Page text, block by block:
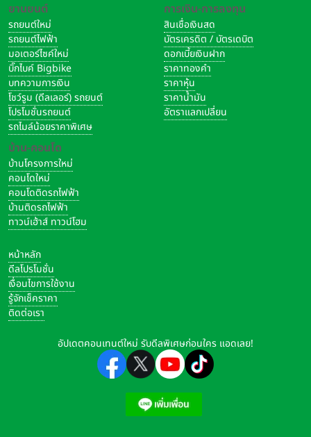
และนับเป็นพระมหากรุณาธิคุณเป็นล้นพ้นอันหาที่สุดมิได้แก่โครง
การฯ และเยาวชนไทย ที่ได้รับพระราชทานพระวโรกาสจาก สมเด็จ
พระกนิษฐาธิราชเจ้า กรมสมเด็จพระเทพรัตนราชสุดาฯ สยามบรม
Dream Car Art Contest 2026 ในระดับประเทศ สำหรับ
เยาวชนที่ได้รับรางวัลยอดเยี่ยมอันดับ 1 ของทั้ง 3 รุ่น ในส่วนของ
ทางโครงการฯ จะมอบทุนการศึกษา พร้อมโล่ประกาศเกียรติคุณ
ให้แก่เยาวชนที่ได้รับรางวัลชนะเลิศ รองชนะเลิศอันดับที่ 1 และ
รองชนะเลิศอันดับที่ 2 และมอบประกาศนียบัตรพร้อมทุนการ
ศึกษา เป็นรางวัลชมเชย อีก 7 รางวัล ในทุกรุ่นการแข่งขัน รวม 30
ยานยนต์
รถยนต์ใหม่
รถยนต์ไฟฟ้า
มอเตอร์ไซค์ใหม่
บิ๊กไบค์ Bigbike
บทความการเงิน
โชว์รูม (ดีลเลอร์) รถยนต์
โปรโมชั่นรถยนต์
รถไมล์น้อยราคาพิเศษ
บ้าน-คอนโด
บ้านโครงการใหม่
คอนโดใหม่
คอนโดติดรถไฟฟ้า
บ้านติดรถไฟฟ้า
ทาวน์เฮ้าส์ ทาวน์โฮม
การเงิน-การลงทุน
สินเชื่อเงินสด
บัตรเครดิต / บัตรเดบิต
ดอกเบี้ยเงินฝาก
ราคาทองคำ
ราคาหุ้น
ราคาน้ำมัน
อัตราแลกเปลี่ยน
หน้าหลัก
ดีลโปรโมชั่น
เงื่อนไขการใช้งาน
รู้จักเช็คราคา
ติดต่อเรา
อัปเดตคอนเทนต์ใหม่ รับดีลพิเศษก่อนใคร แอดเลย!